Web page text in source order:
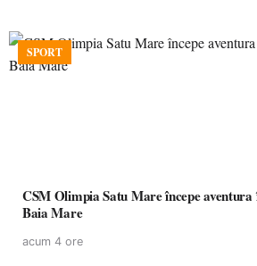
SPORT
CSM Olimpia Satu Mare începe aventura în Cupa României la
Baia Mare
acum 4 ore